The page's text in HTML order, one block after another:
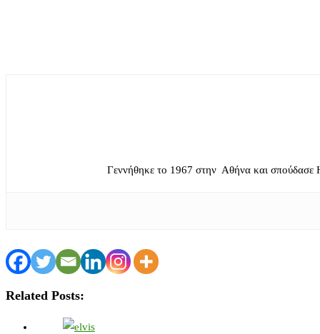
Γεννήθηκε το 1967 στην Αθήνα και σπούδασε
Related Posts: